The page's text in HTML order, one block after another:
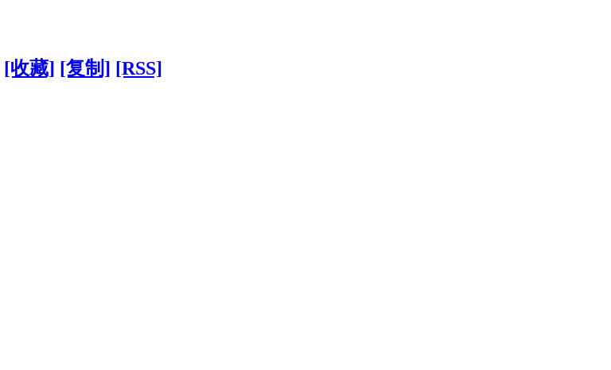
[收藏] [复制] [RSS]